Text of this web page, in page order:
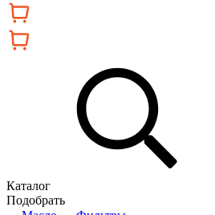
Каталог
Подобрать